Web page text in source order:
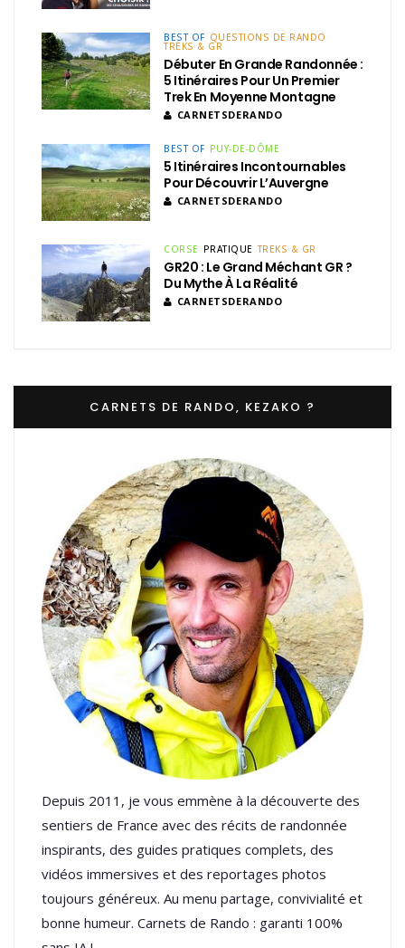
BEST OF QUESTIONS DE RANDO
TREKS & GR
Débuter En Grande Randonnée :
5 Itinéraires Pour Un Premier
Trek En Moyenne Montagne
CARNETSDERANDO
BEST OF PUY-DE-DÔME
5 Itinéraires Incontournables
Pour Découvrir L’Auvergne
CARNETSDERANDO
CORSE PRATIQUE TREKS & GR
GR20 : Le Grand Méchant GR ?
Du Mythe À La Réalité
CARNETSDERANDO
CARNETS DE RANDO, KEZAKO ?
Depuis 2011, je vous emmène à la découverte des
sentiers de France avec des récits de randonnée
inspirants, des guides pratiques complets, des
vidéos immersives et des reportages photos
toujours généreux. Au menu partage, convivialité et
bonne humeur. Carnets de Rando : garanti 100%